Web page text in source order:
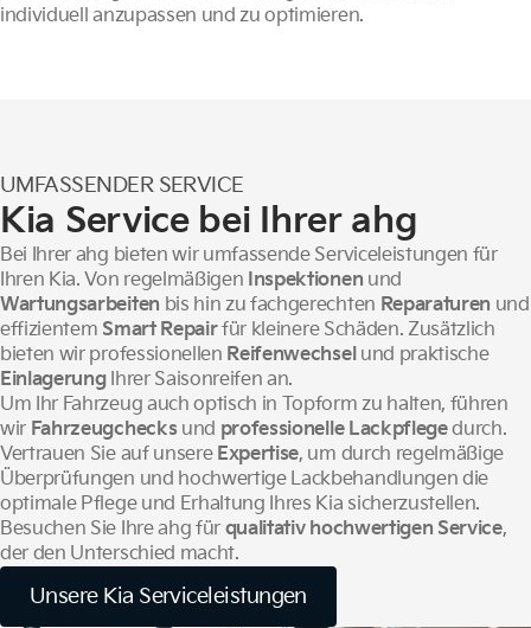
individuell anzupassen und zu optimieren.
UMFASSENDER SERVICE
Kia Service bei Ihrer ahg
Bei Ihrer ahg bieten wir umfassende Serviceleistungen für
Ihren Kia. Von regelmäßigen Inspektionen und
Wartungsarbeiten bis hin zu fachgerechten Reparaturen und
effizientem Smart Repairfür kleinere Schäden. Zusätzlich
bieten wir professionellen Reifenwechselund praktische
EinlagerungIhrer Saisonreifen an.
Um Ihr Fahrzeug auch optisch in Topform zu halten, führen
wir Fahrzeugchecksund professionelle Lackpflegedurch.
Vertrauen Sie auf unsere Expertise, um durch regelmäßige
Überprüfungen und hochwertige Lackbehandlungen die
optimale Pflege und Erhaltung Ihres Kia sicherzustellen.
Besuchen Sie Ihre ahg für qualitativ hochwertigen Service,
der den Unterschied macht.
Unsere Kia Serviceleistungen